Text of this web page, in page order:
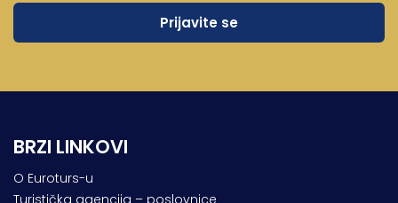
BRZI LINKOVI
O Euroturs-u